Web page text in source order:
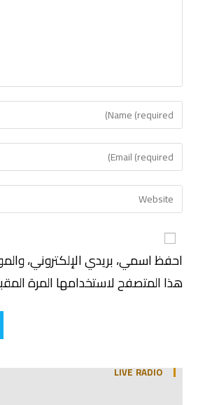
احفظ اسمي، بريدي الإلكتروني،
هذا المتصفح لاستخدامها المرة
LIVE RADIO